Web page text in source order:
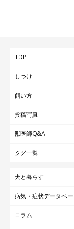
チワワ全体の平均
平均寿命は昔に比
の平均寿命は15才
いぬのきもち WEB
TOP
しつけ
飼い方
投稿写真
獣医師Q&A
タグ一覧
犬と暮らす
病気・症状データベー
コラム